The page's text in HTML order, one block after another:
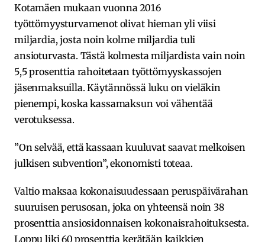
Kotamäen mukaan vuonna 2016
työttömyysturvamenot olivat hieman yli viisi
miljardia, josta noin kolme miljardia tuli
ansioturvasta. Tästä kolmesta miljardista vain noin
5,5 prosenttia rahoitetaan työttömyyskassojen
jäsenmaksuilla. Käytännössä luku on vieläkin
pienempi, koska kassamaksun voi vähentää
verotuksessa.
”On selvää, että kassaan kuuluvat saavat melkoisen
julkisen subvention”, ekonomisti toteaa.
Valtio maksaa kokonaisuudessaan peruspäivärahan
suuruisen perusosan, joka on yhteensä noin 38
prosenttia ansiosidonnaisen kokonaisrahoituksesta.
Loppu liki 60 prosenttia kerätään kaikkien